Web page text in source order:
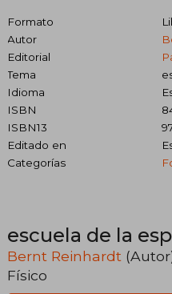
Formato
Autor
Editorial
Tema
Idioma
ISBN
ISBN13
Editado en
Categorías
escuela de la
Bernt Reinhardt
Físico